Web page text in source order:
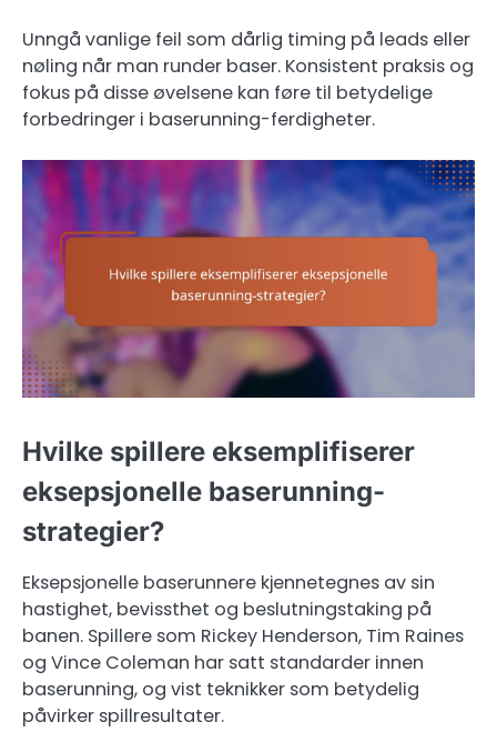
Unngå vanlige feil som dårlig timing på leads eller
nøling når man runder baser. Konsistent praksis og
fokus på disse øvelsene kan føre til betydelige
forbedringer i baserunning-ferdigheter.
Hvilke spillere eksemplifiserer
eksepsjonelle baserunning-
strategier?
Eksepsjonelle baserunnere kjennetegnes av sin
hastighet, bevissthet og beslutningstaking på
banen. Spillere som Rickey Henderson, Tim Raines
og Vince Coleman har satt standarder innen
baserunning, og vist teknikker som betydelig
påvirker spillresultater.